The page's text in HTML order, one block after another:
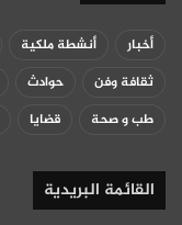
أخبار أنشطة ملكية
ثقافة وفن
حوادث
طب و صحة
قضايا
القائمة البريدية